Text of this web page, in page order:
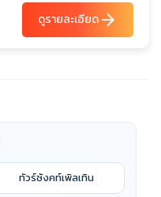
ดูรายละเอียดarrow_forward
ทัวร์ซังคท์เพิลเทิน